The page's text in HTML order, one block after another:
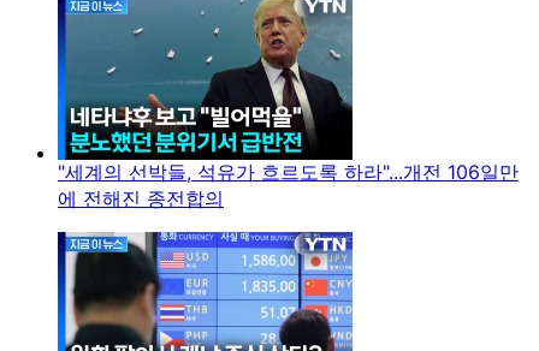
"세계의 선박들, 석유가 흐르도록 하라"...개전 106일만
에 전해진 종전합의